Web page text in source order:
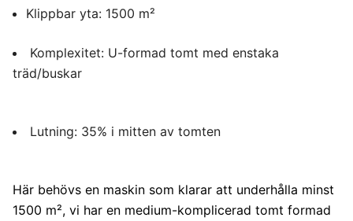
Klippbar yta: 1500 m²
Komplexitet: U-formad tomt med enstaka
träd/buskar
Lutning: 35% i mitten av tomten
Här behövs en maskin som klarar att underhålla minst
1500 m², vi har en medium-komplicerad tomt formad